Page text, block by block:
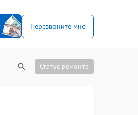
Перезвоните мне
Статус ремонта